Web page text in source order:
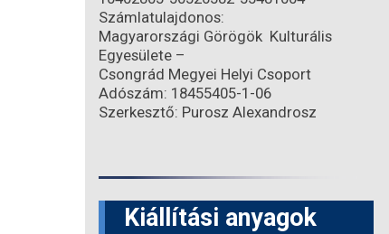
Számlatulajdonos:
Magyarországi Görögök Kulturális
Egyesülete –
Csongrád Megyei Helyi Csoport
Adószám: 18455405-1-06
Szerkesztő: Purosz Alexandrosz
Kiállítási anyagok